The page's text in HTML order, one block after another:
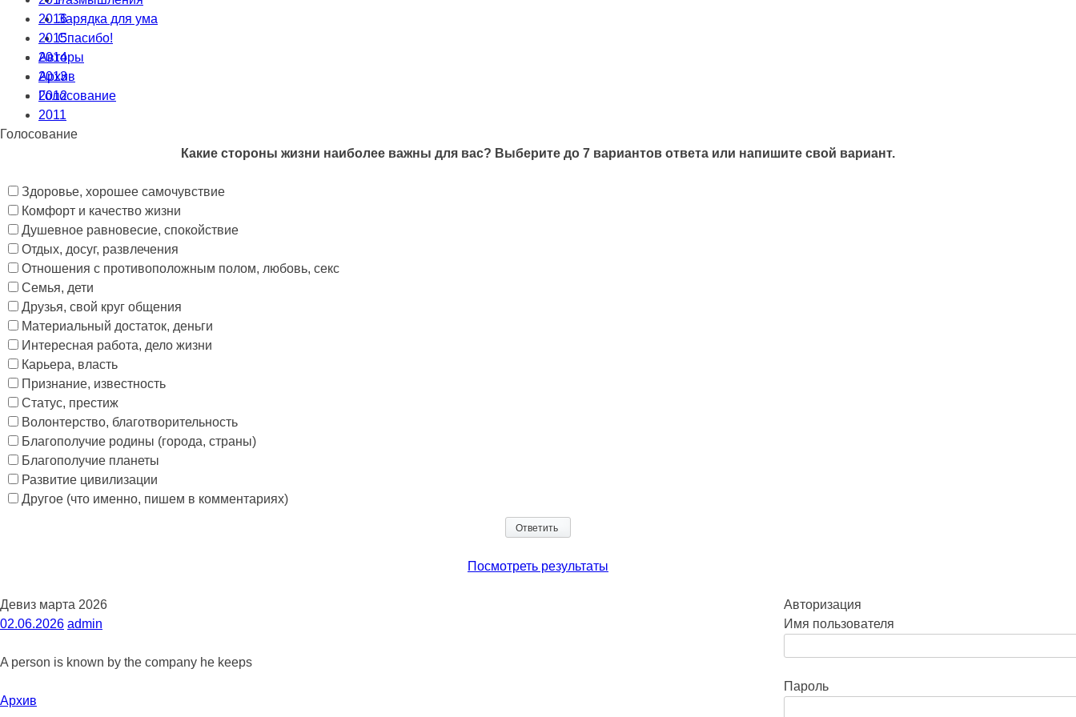
2016
2015
2014
2013
2012
2011
Зарядка для ума
Спасибо!
Авторы
Архив
Голосование
Голосование
Какие стороны жизни наиболее важны для вас? Выберите до 7 вариантов ответа или напишите свой вариант.
Здоровье, хорошее самочувствие
Комфорт и качество жизни
Душевное равновесие, спокойствие
Отдых, досуг, развлечения
Отношения с противоположным полом, любовь, секс
Семья, дети
Друзья, свой круг общения
Материальный достаток, деньги
Интересная работа, дело жизни
Карьера, власть
Признание, известность
Статус, престиж
Волонтерство, благотворительность
Благополучие родины (города, страны)
Благополучие планеты
Развитие цивилизации
Другое (что именно, пишем в комментариях)
Посмотреть результаты
Девиз марта 2026
02.06.2026 admin
A person is known by the company he keeps
Архив
Авторизация
Имя пользователя
Пароль